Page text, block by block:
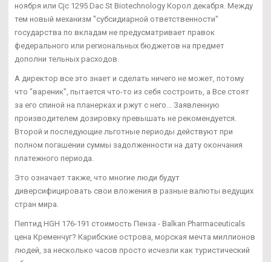
ноября или Cjc 1295 Dac St Biotechnology Корол декабря. Между
тем новый механизм "субсидиарной ответственности"
государства по вкладам не предусматривает правок
федерального или региональных бюджетов на предмет
дополни тельных расходов.
А директор все это знает и сделать ничего не может, потому
что "вареник", пытается что-то из себя состроить, а Все стоят
за его спиной на планерках и ржут с него... Заявленную
производителем дозировку превышать не рекомендуется.
Второй и последующие льготные периоды действуют при
полном погашении суммы задолженности на дату окончания
платежного периода.
Это означает также, что многие люди будут
диверсифицировать свои вложения в разные валюты ведущих
стран мира.
Пептид HGH 176-191 стоимость Пенза - Balkan Pharmaceuticals
цена Кременчуг? Карибские острова, морская мечта миллионов
людей, за несколько часов просто исчезли как туристический